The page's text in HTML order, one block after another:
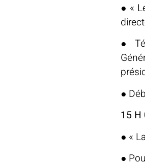
● «
●
●
15 H
● «
●